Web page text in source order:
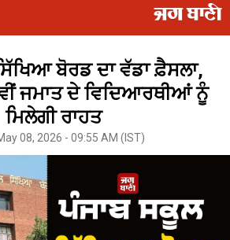
ਬੋਰਡ ਦਾ ਵੱਡਾ ਫ਼ੈਸਲਾ,
ਜਮਾਤ ਦੇ ਵਿਦਿਆਰਥੀਆਂ ਨੂੰ
ਮਿਲੇਗੀ ਰਾਹਤ
08, 2026 - 09:55 AM (IST)